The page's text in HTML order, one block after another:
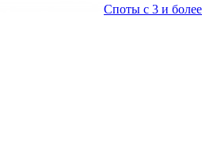
Споты с 3 и более